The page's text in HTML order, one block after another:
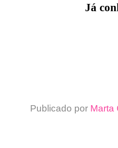
Já
Publicado por Marta